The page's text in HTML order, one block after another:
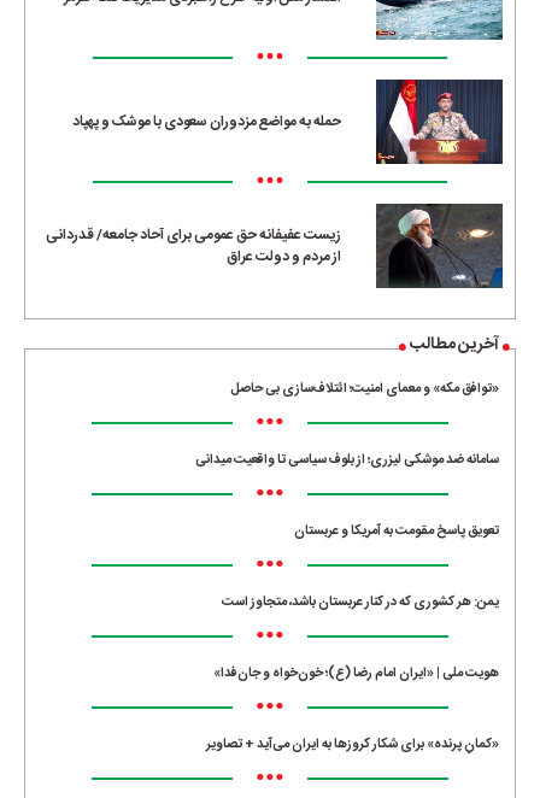
•••
حمله به مواضع مزدوران سعودی با موشک و پهپاد
•••
زیست عفیفانه حق عمومی برای آحاد جامعه/ قدردانی
از مردم و دولت عراق
آخرین مطالب
«توافق مکه» و معمای امنیت؛ ائتلاف‌سازی بی حاصل
•••
سامانه ضد موشکی لیزری؛ از بلوف سیاسی تا واقعیت میدانی
•••
تعویق پاسخ مقومت به آمریکا و عربستان
•••
یمن: هر کشوری که در کنار عربستان باشد، متجاوز است
•••
هویت ملی | «ایران امام رضا (ع)؛ خون‌خواه و جان‌فدا»
•••
«کمانِ پرنده» برای شکار کروزها به ایران می‌آید + تصاویر
•••